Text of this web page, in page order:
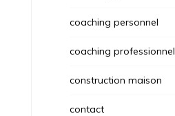
coaching personnel
coaching professionnel
construction maison
contact